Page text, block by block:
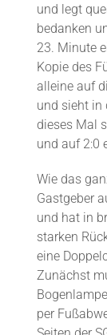
und legt
bedanken
23. Minute
Kopie des
alleine auf
und sieht in
dieses Mal
und auf 2:0
Wie das
Gastgeber
und hat in
starken
eine
Zunächst
per